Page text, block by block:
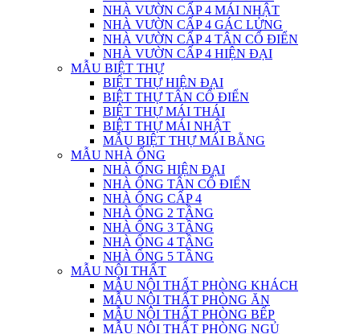
NHÀ VƯỜN CẤP 4 MÁI NHẬT
NHÀ VƯỜN CẤP 4 GÁC LỬNG
NHÀ VƯỜN CẤP 4 TÂN CỔ ĐIỂN
NHÀ VƯỜN CẤP 4 HIỆN ĐẠI
MẪU BIỆT THỰ
BIỆT THỰ HIỆN ĐẠI
BIỆT THỰ TÂN CỔ ĐIỂN
BIỆT THỰ MÁI THÁI
BIỆT THỰ MÁI NHẬT
MẪU BIỆT THỰ MÁI BẰNG
MẪU NHÀ ỐNG
NHÀ ỐNG HIỆN ĐẠI
NHÀ ỐNG TÂN CỔ ĐIỂN
NHÀ ỐNG CẤP 4
NHÀ ỐNG 2 TẦNG
NHÀ ỐNG 3 TẦNG
NHÀ ỐNG 4 TẦNG
NHÀ ỐNG 5 TẦNG
MẪU NỘI THẤT
MẪU NỘI THẤT PHÒNG KHÁCH
MẪU NỘI THẤT PHÒNG ĂN
MẪU NỘI THẤT PHÒNG BẾP
MẪU NỘI THẤT PHÒNG NGỦ